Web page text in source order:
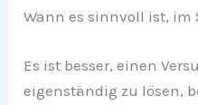
Wann es sinnvoll ist, im
Es ist besser, einen
eigenständig zu lösen,